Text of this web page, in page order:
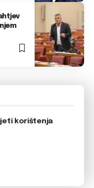
korištenja